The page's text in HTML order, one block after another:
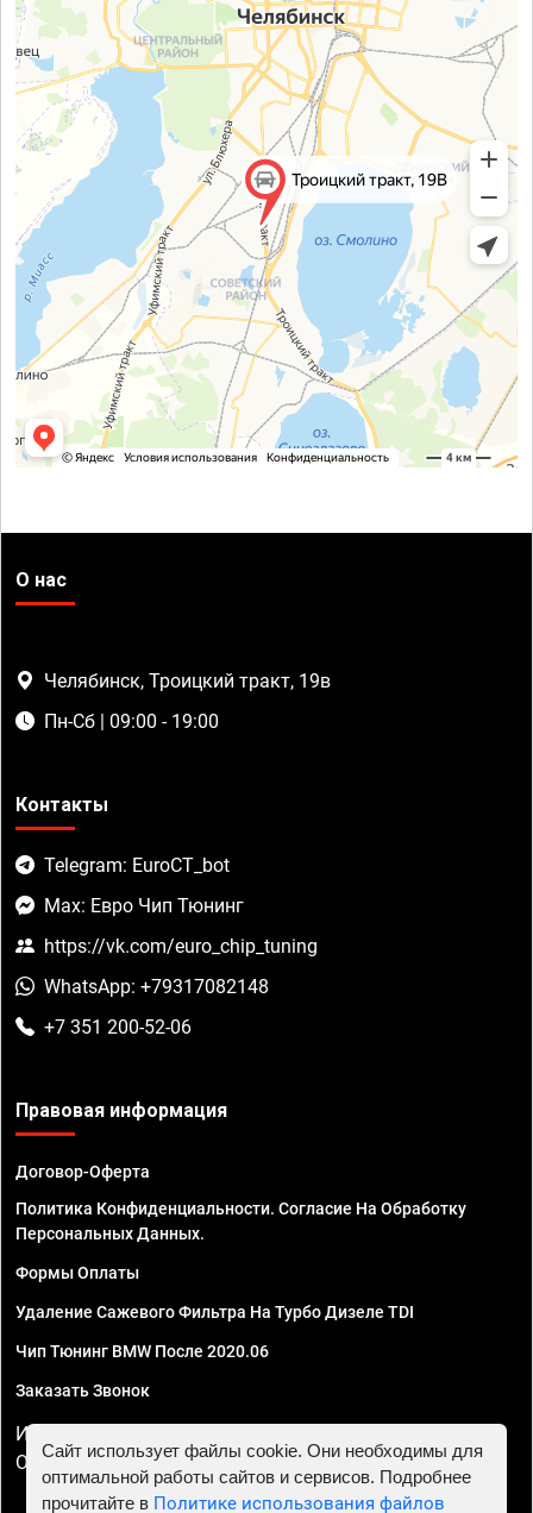
О нас
Челябинск, Троицкий тракт, 19в
Пн-Сб | 09:00 - 19:00
Контакты
Telegram: EuroCT_bot
Max: Евро Чип Тюнинг
https://vk.com/euro_chip_tuning
WhatsApp: +79317082148
+7 351 200-52-06
Правовая информация
Договор-Оферта
Политика Конфиденциальности. Согласие На Обработку
Персональных Данных.
Формы Оплаты
Удаление Сажевого Фильтра На Турбо Дизеле TDI
Чип Тюнинг BMW После 2020.06
Заказать Звонок
ИП Смирнов Георгий Павлович. ИНН 781302555843,
ОГРНИП 324470400032610
Сайт использует файлы cookie. Они необходимы для
оптимальной работы сайтов и сервисов. Подробнее
прочитайте в Политике использования файлов